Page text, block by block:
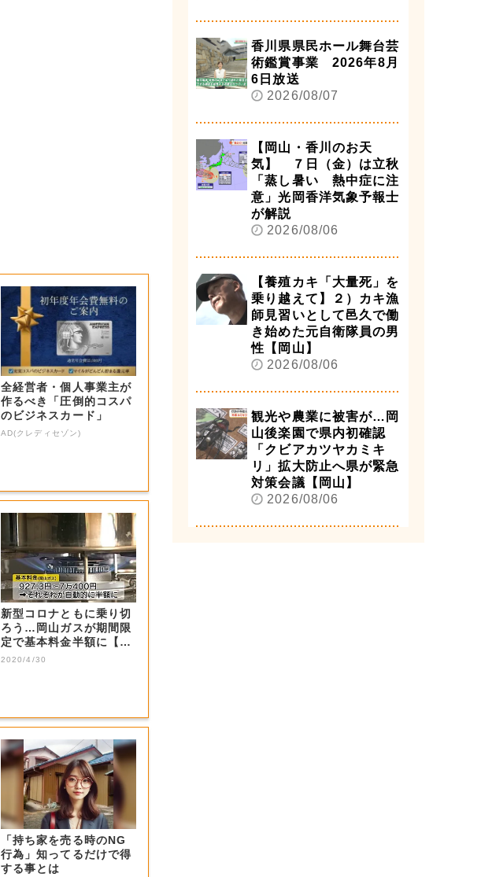
全経営者・個人事業主が
作るべき「圧倒的コスパ
のビジネスカード」
AD(クレディセゾン)
新型コロナともに乗り切
ろう…岡山ガスが期間限
定で基本料金半額に【岡
山・岡山市】
2020/4/30
「持ち家を売る時のNG
行為」知ってるだけで得
する事とは
香川県県民ホール舞台芸
術鑑賞事業 2026年8月
6日放送
2026/08/07
【岡山・香川のお天
気】 ７日（金）は立秋
「蒸し暑い 熱中症に注
意」光岡香洋気象予報士
が解説
2026/08/06
【養殖カキ「大量死」を
乗り越えて】２）カキ漁
師見習いとして邑久で働
き始めた元自衛隊員の男
性【岡山】
2026/08/06
観光や農業に被害が…岡
山後楽園で県内初確認
「クビアカツヤカミキ
リ」拡大防止へ県が緊急
対策会議【岡山】
2026/08/06